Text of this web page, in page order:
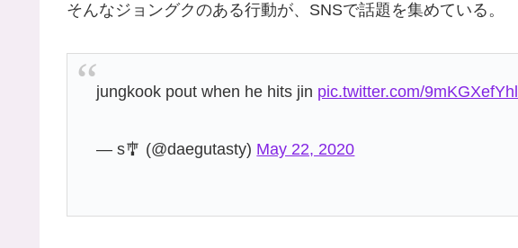
そんなジョングクのある行動が、SNSで話題を集めている。
jungkook pout when he hits jin pic.twitter.com/9mKGXefYhl
— s🎐 (@daegutasty) May 22, 2020